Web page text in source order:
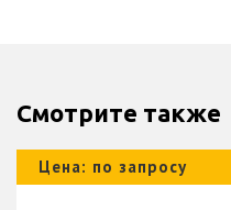
Смотрите также
Цена: по запросу